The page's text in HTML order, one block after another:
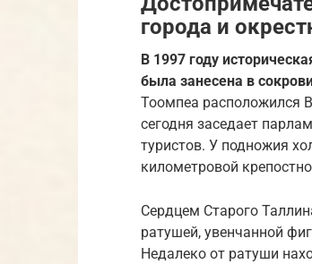
города и
В 1997 году
была занесена в
Тоомпеа расположился
сегодня заседает
туристов. У подножия
километровой
Сердцем Старого
ратушей, увенчанной
Недалеко от ратуши